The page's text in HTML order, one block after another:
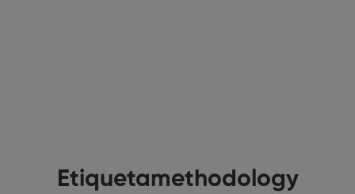
Etiquetamethodology